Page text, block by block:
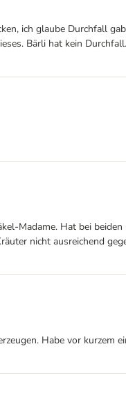
ich glaube Durchfall
Bärli hat kein
Madame. Hat bei
nicht ausreichend
Habe vor kurzem